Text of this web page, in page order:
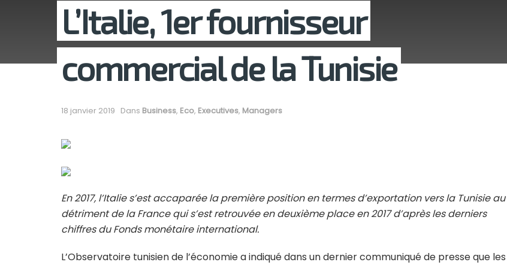
L’Italie, 1er fournisseur
commercial de la Tunisie
18 janvier 2019 Dans Business, Eco, Executives, Managers
En 2017, l’Italie s’est accaparée la première position en termes d’exportation vers la Tunisie au
détriment de la France qui s’est retrouvée en deuxième place en 2017 d’après les derniers
chiffres du Fonds monétaire international.
L’Observatoire tunisien de l’économie a indiqué dans un dernier communiqué de presse que les